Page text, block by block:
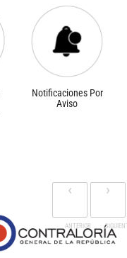
Notificaciones Por
Aviso
‹ ›